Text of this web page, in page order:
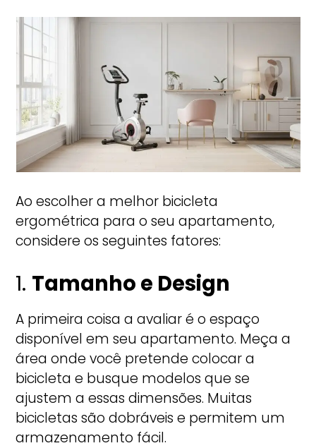
Ao escolher a melhor bicicleta
ergométrica para o seu apartamento,
considere os seguintes fatores:
1. Tamanho e Design
A primeira coisa a avaliar é o espaço
disponível em seu apartamento. Meça a
área onde você pretende colocar a
bicicleta e busque modelos que se
ajustem a essas dimensões. Muitas
bicicletas são dobráveis e permitem um
armazenamento fácil.